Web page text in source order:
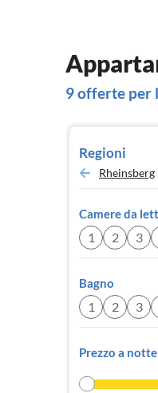
9 offerte per
Regioni
Rheinsberg
Camere da
1 2 3
Bagno
1 2 3
Prezzo a notte